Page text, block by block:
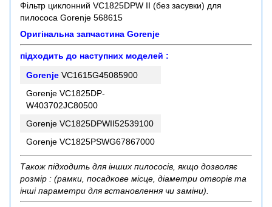
Фільтр циклонний VC1825DPW II (без засувки) для
пилососа Gorenje 568615
Оригінальна запчастина Gorenje
підходить до наступних моделей :
Gorenje VC1615G45085900
Gorenje VC1825DP-
W403702JC80500
Gorenje VC1825DPWII52539100
Gorenje VC1825PSWG67867000
Також підходить для інших пилососів, якщо дозволяє
розмір : (рамки, посадкове місце, діаметри отворів та
інші параметри для встановлення чи заміни).